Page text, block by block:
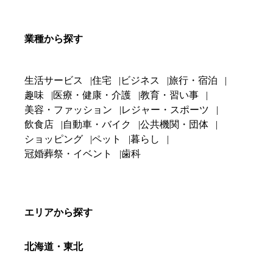
業種から探す
生活サービス 住宅 ビジネス
旅行・宿泊
趣味
医療・健康・介護
教育・習い事
美容・ファッション
レジャー・スポーツ
飲食店
自動車・バイク
公共機関・団体
ショッピング
ペット
暮らし
冠婚葬祭・イベント
歯科
エリアから探す
北海道・東北